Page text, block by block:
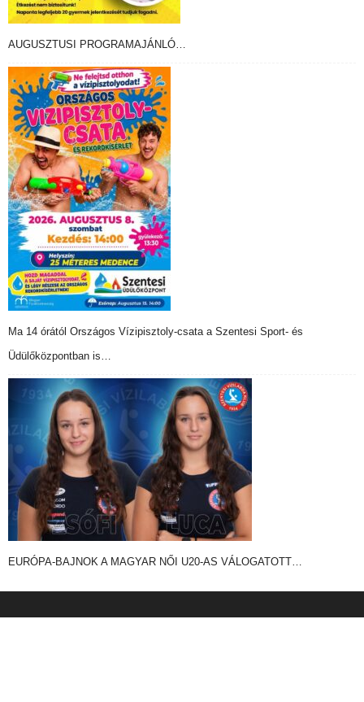
AUGUSZTUSI PROGRAMAJÁNLÓ…
Ma 14 órától Országos Vízipisztoly-csata a Szentesi Sport- és
Üdülőközpontban is…
EURÓPA-BAJNOK A MAGYAR NŐI U20-AS VÁLOGATOTT…